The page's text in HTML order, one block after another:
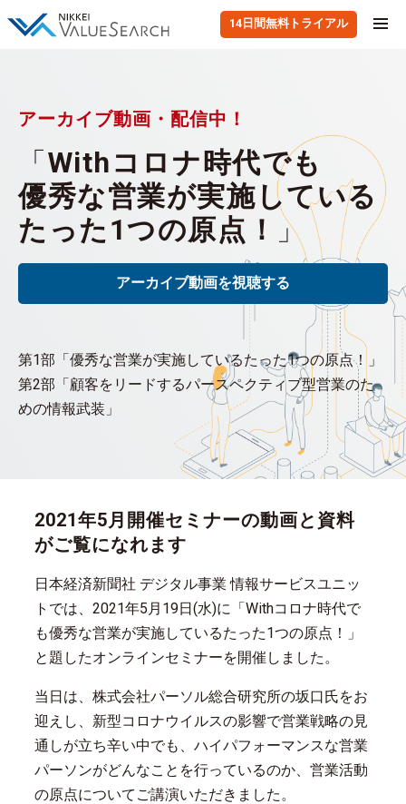
14日間無料トライアル
アーカイブ動画・配信中！
「 Withコロナ時代でも
優秀な営業が実施している
たった1つの原点！
」
アーカイブ動画を視聴する
第1部「優秀な営業が実施しているたった1つの原点！」
第2部「顧客をリードするパースペクティブ型営業のた
めの情報武装」
2021年5月開催セミナーの動画と資料
がご覧になれます
日本経済新聞社 デジタル事業 情報サービスユニッ
トでは、2021年5月19日(水)に「Withコロナ時代で
も優秀な営業が実施しているたった1つの原点！」
と題したオンラインセミナーを開催しました。
当日は、株式会社パーソル総合研究所の坂口氏をお
迎えし、新型コロナウイルスの影響で営業戦略の見
通しが立ち辛い中でも、ハイパフォーマンスな営業
パーソンがどんなことを行っているのか、営業活動
の原点についてご講演いただきました。